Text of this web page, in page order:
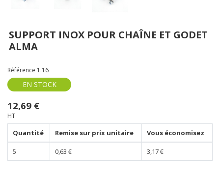
SUPPORT INOX POUR CHAÎNE ET GODET
ALMA
Référence 1.16
EN STOCK
12,69 €
HT
Quantité
Remise sur prix unitaire Vous économisez
5 0,63 € 3,17 €